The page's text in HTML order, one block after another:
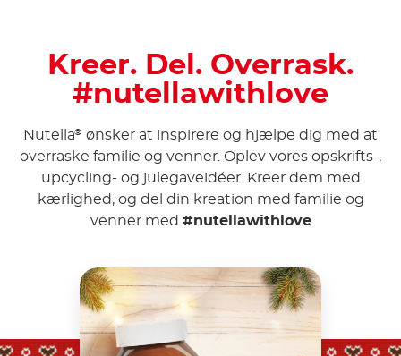
Kreer. Del. Overrask.
#nutellawithlove
Nutella® ønsker at inspirere og hjælpe dig med at
overraske familie og venner. Oplev vores opskrifts-,
upcycling- og julegaveidéer. Kreer dem med
kærlighed, og del din kreation med familie og
venner med #nutellawithlove